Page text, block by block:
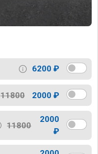
6200 ₽
11800 2000 ₽
11800
2000
₽